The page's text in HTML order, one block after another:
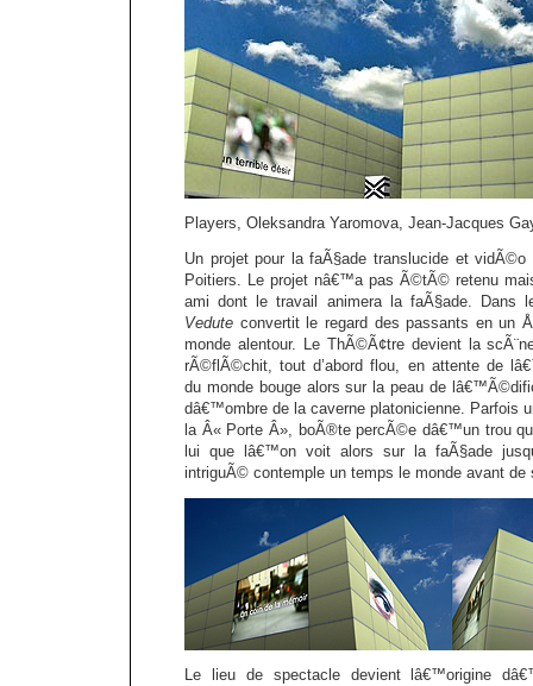
Players, Oleksandra Yaromova, Jean-Jacques
Un projet pour la faÃ§ade translucide et vidÃ©o
Poitiers. Le projet nâ€™a pas Ã©tÃ© retenu
ami dont le travail animera la faÃ§ade.
Vedute convertit le regard des passants en un
monde alentour. Le ThÃ©Ã¢tre devient la
rÃ©flÃ©chit, tout d’abord flou, en attente de
du monde bouge alors sur la peau de
dâ€™ombre de la caverne platonicienne. Parfois
la Â« Porte Â», boÃ®te percÃ©e dâ€™un trou
lui que lâ€™on voit alors sur la faÃ§ade
intriguÃ© contemple un temps le monde avant de
Le lieu de spectacle devient lâ€™origine